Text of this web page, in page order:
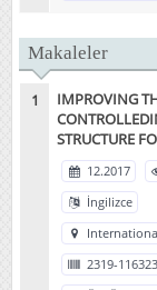
Makaleler
IMPROVING
STRUCTURE
12.2017
İngilizce
2319-